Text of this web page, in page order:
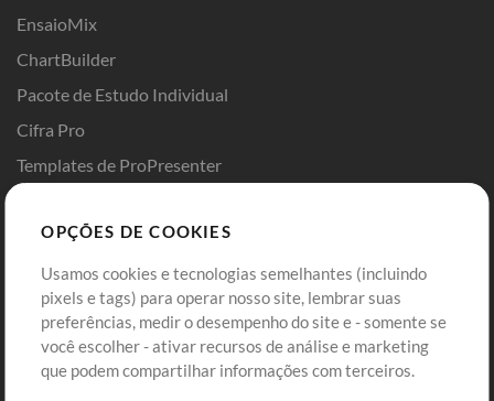
EnsaioMix
ChartBuilder
Pacote de Estudo Individual
Cifra Pro
Templates de ProPresenter
Comprar Créditos
Conteúdo Grátis
Solicite uma Música
Entre
Cadastre-se
Ir ao carrinho
OPÇÕES DE COOKIES
Usamos cookies e tecnologias semelhantes (incluindo
pixels e tags) para operar nosso site, lembrar suas
preferências, medir o desempenho do site e - somente se
você escolher - ativar recursos de análise e marketing
que podem compartilhar informações com terceiros.